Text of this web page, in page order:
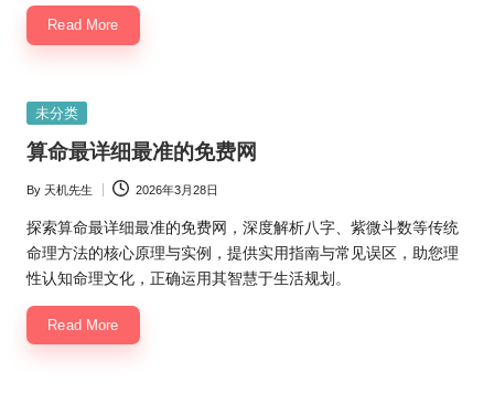
Read More
Posted
未分类
算命最详细最准的免费网
Posted
by
By 天机先生 2026年3月28日
探索算命最详细最准的免费网，深度解析八字、紫微斗数等传统
命理方法的核心原理与实例，提供实用指南与常见误区，助您理
性认知命理文化，正确运用其智慧于生活规划。
Read More